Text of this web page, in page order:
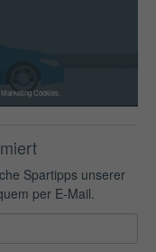
Cookies.
Spartipps unserer
per E-Mail.